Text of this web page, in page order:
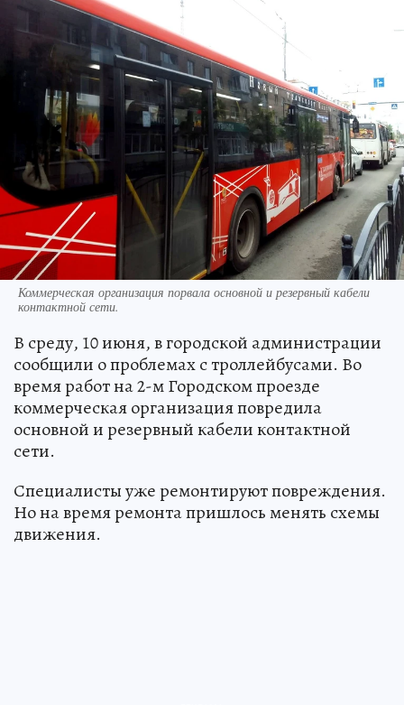
Коммерческая организация порвала основной и резервный кабели
контактной сети.
В среду, 10 июня, в городской администрации
сообщили о проблемах с троллейбусами. Во
время работ на 2-м Городском проезде
коммерческая организация повредила
основной и резервный кабели контактной
сети.
Специалисты уже ремонтируют повреждения.
Но на время ремонта пришлось менять схемы
движения.